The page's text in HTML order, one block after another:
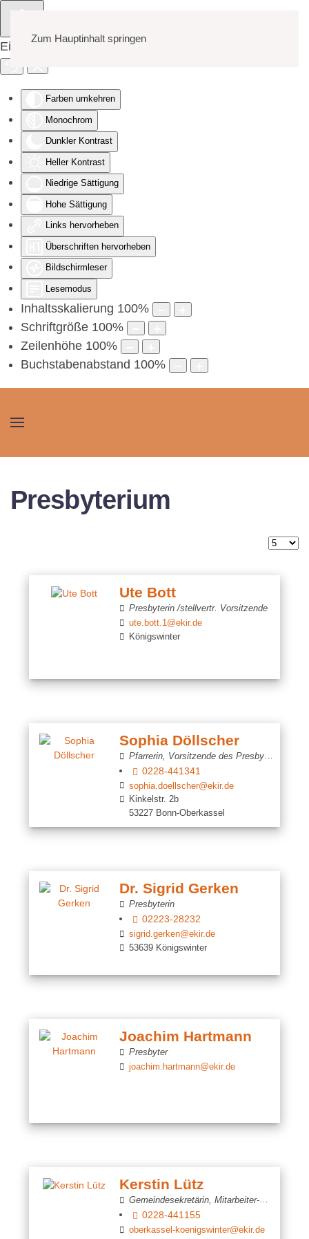
Eingabehilfen öffnen
Farben umkehren
Monochrom
Dunkler Kontrast
Heller Kontrast
Niedrige Sättigung
Hohe Sättigung
Links hervorheben
Überschriften hervorheben
Bildschirmleser
Lesemodus
Inhaltsskalierung 100%
Schriftgröße 100%
Zeilenhöhe 100%
Buchstabenabstand 100%
Zum Hauptinhalt springen
Presbyterium
Ute Bott
Presbyterin /stellvertr. Vorsitzende
ute.bott.1@ekir.de
Königswinter
Sophia Döllscher
Pfarrerin, Vorsitzende des Presbyteriums
0228-441341
sophia.doellscher@ekir.de
Kinkelstr. 2b
53227 Bonn-Oberkassel
Dr. Sigrid Gerken
Presbyterin
02223-28232
sigrid.gerken@ekir.de
53639 Königswinter
Joachim Hartmann
Presbyter
joachim.hartmann@ekir.de
Kerstin Lütz
Gemeindesekretärin, Mitarbeiter-Presbyterin
0228-441155
oberkassel-koenigswinter@ekir.de